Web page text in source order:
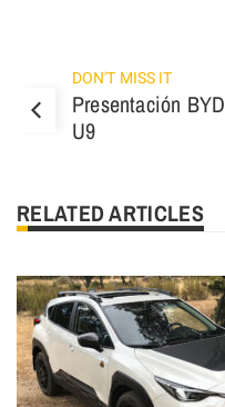
DON'T MISS IT
Presentación BYD
U9
RELATED ARTICLES